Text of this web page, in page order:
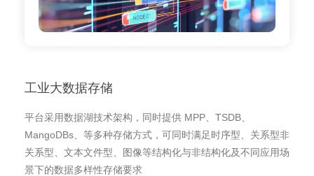
工业大数据存储
平台采用数据湖技术架构，同时提供 MPP、TSDB、
MangoDBs、等多种存储方式，可同时满足时序型、关系型非
关系型、文本文件型、图像等结构化与非结构化及不同应用场
景下的数据多样性存储要求